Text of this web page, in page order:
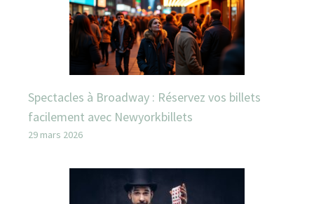
Spectacles à Broadway : Réservez vos billets
facilement avec Newyorkbillets
29 mars 2026